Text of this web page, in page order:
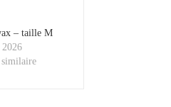
– taille M